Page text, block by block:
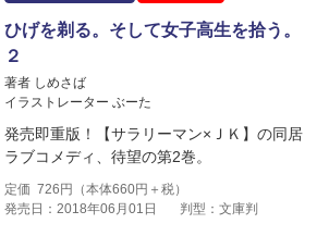
ひげを剃る。そして女子高生を拾う。
２
著者 しめさば
イラストレーター ぶーた
発売即重版！【サラリーマン×ＪＫ】の同居
ラブコメディ、待望の第2巻。
定価 726 円（本体660円＋税）
発売日：2018年06月01日
判型：文庫判